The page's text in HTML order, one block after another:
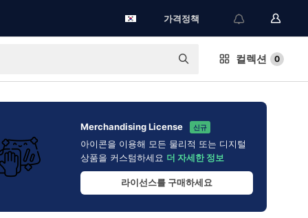
가격정책
컬렉션 0
Merchandising License 신규
아이콘을 이용해 모든 물리적 또는 디지털
상품을 커스텀하세요 더 자세한 정보
라이선스를 구매하세요